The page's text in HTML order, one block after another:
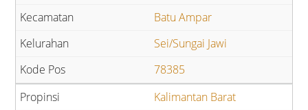
Batu Ampar
Sei/Sungai Jawi
78385
Kalimantan Barat